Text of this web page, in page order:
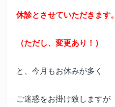
休診とさせていただきます。
（ただし、変更あり！）
と、今月もお休みが多く
ご迷惑をお掛け致しますが